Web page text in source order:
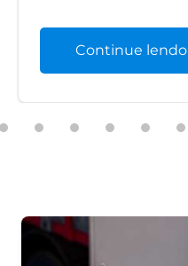
Continue lendo